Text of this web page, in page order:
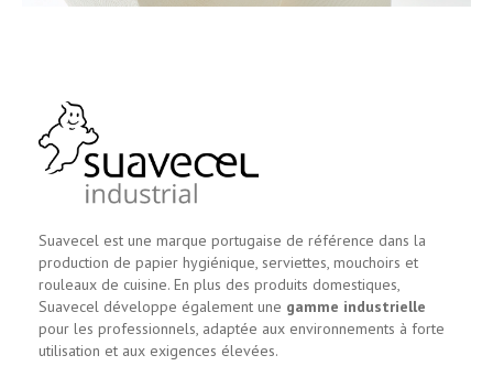
Suavecel est une marque portugaise de référence dans la
production de papier hygiénique, serviettes, mouchoirs et
rouleaux de cuisine. En plus des produits domestiques,
Suavecel développe également une gamme industrielle
pour les professionnels, adaptée aux environnements à forte
utilisation et aux exigences élevées.